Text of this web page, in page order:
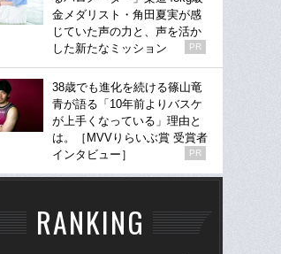
金メダリスト・角田夏実が感
じていた声の力と、声を活か
した新たなミッション
PR
38歳でも進化を続ける篠山竜
青が語る「10年前よりバスケ
が上手くなっている」理由と
は。［MVVりらいぶ賞 受賞者
インタビュー］
PR
RANKING